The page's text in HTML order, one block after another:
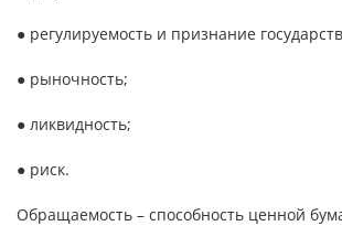
● регулируемость и признание
● рыночность;
● ликвидность;
● риск.
Обращаемость – способность ценной